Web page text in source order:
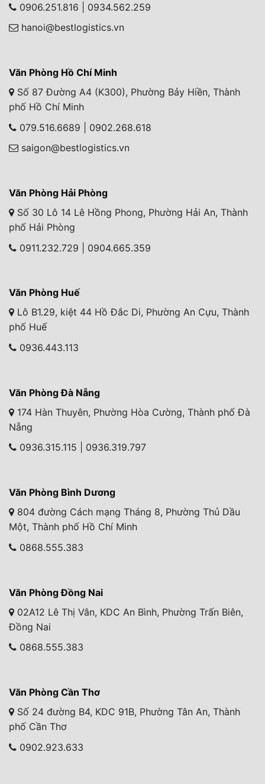
0906.251.816 | 0934.562.259
hanoi@bestlogistics.vn
Văn Phòng Hồ Chí Minh
Số 87 Đường A4 (K300), Phường Bảy Hiền, Thành
phố Hồ Chí Minh
079.516.6689 | 0902.268.618
saigon@bestlogistics.vn
Văn Phòng Hải Phòng
Số 30 Lô 14 Lê Hồng Phong, Phường Hải An, Thành
phố Hải Phòng
0911.232.729 | 0904.665.359
Văn Phòng Huế
Lô B1.29, kiệt 44 Hồ Đắc Di, Phường An Cựu, Thành
phố Huế
0936.443.113
Văn Phòng Đà Nẵng
174 Hàn Thuyên, Phường Hòa Cường, Thành phố Đà
Nẵng
0936.315.115 | 0936.319.797
Văn Phòng Bình Dương
804 đường Cách mạng Tháng 8, Phường Thủ Dầu
Một, Thành phố Hồ Chí Minh
0868.555.383
Văn Phòng Đồng Nai
02A12 Lê Thị Vân, KDC An Bình, Phường Trấn Biên,
Đồng Nai
0868.555.383
Văn Phòng Cần Thơ
Số 24 đường B4, KDC 91B, Phường Tân An, Thành
phố Cần Thơ
0902.923.633